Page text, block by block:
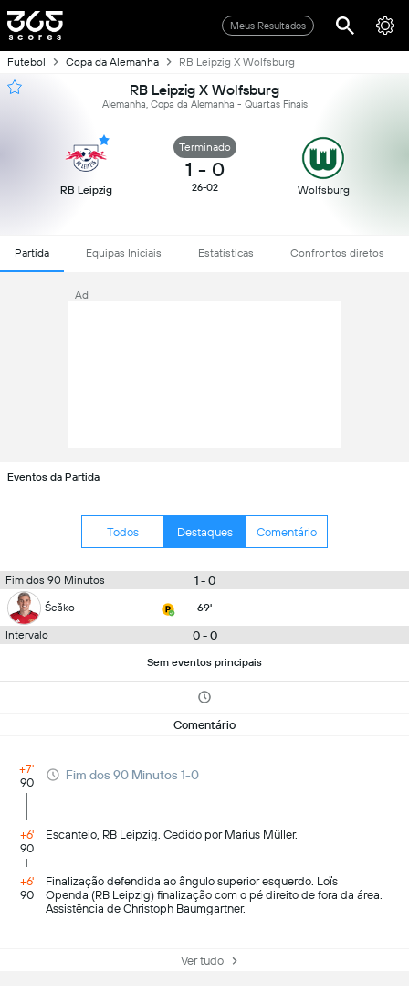
Meus Resultados
Futebol Copa da Alemanha RB Leipzig X Wolfsburg
RB Leipzig X Wolfsburg
Alemanha, Copa da Alemanha - Quartas Finais
RB Leipzig
Terminado
1 - 0
26-02 Wolfsburg
Partida Equipas Iniciais Estatísticas Confrontos diretos
Ad
Eventos da Partida
Todos Destaques Comentário
Fim dos 90 Minutos 1 - 0
Šeško 69'
Intervalo 0 - 0
Sem eventos principais
Comentário
+7'
90
Fim dos 90 Minutos 1-0
+6'
90
Escanteio, RB Leipzig. Cedido por Marius Müller.
+6'
90
Finalização defendida ao ângulo superior esquerdo. Loïs
Openda (RB Leipzig) finalização com o pé direito de fora da área.
Assistência de Christoph Baumgartner.
Ver tudo